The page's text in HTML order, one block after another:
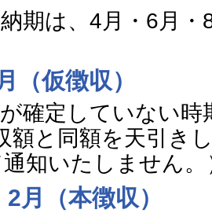
期は、4月・6月・
（仮徴収）
確定していない時
額と同額を天引き
知いたしません。
月（本徴収）